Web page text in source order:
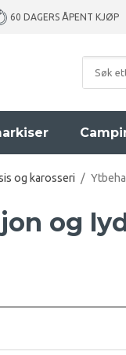
60 DAGERS ÅPENT KJØP
og karosseri /
og